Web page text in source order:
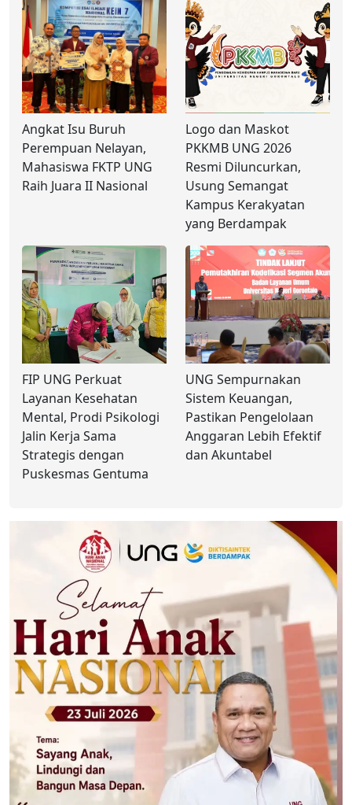
Angkat Isu Buruh
Perempuan Nelayan,
Mahasiswa FKTP UNG
Raih Juara II Nasional
Logo dan Maskot
PKKMB UNG 2026
Resmi Diluncurkan,
Usung Semangat
Kampus Kerakyatan
yang Berdampak
FIP UNG Perkuat
Layanan Kesehatan
Mental, Prodi Psikologi
Jalin Kerja Sama
Strategis dengan
Puskesmas Gentuma
UNG Sempurnakan
Sistem Keuangan,
Pastikan Pengelolaan
Anggaran Lebih Efektif
dan Akuntabel